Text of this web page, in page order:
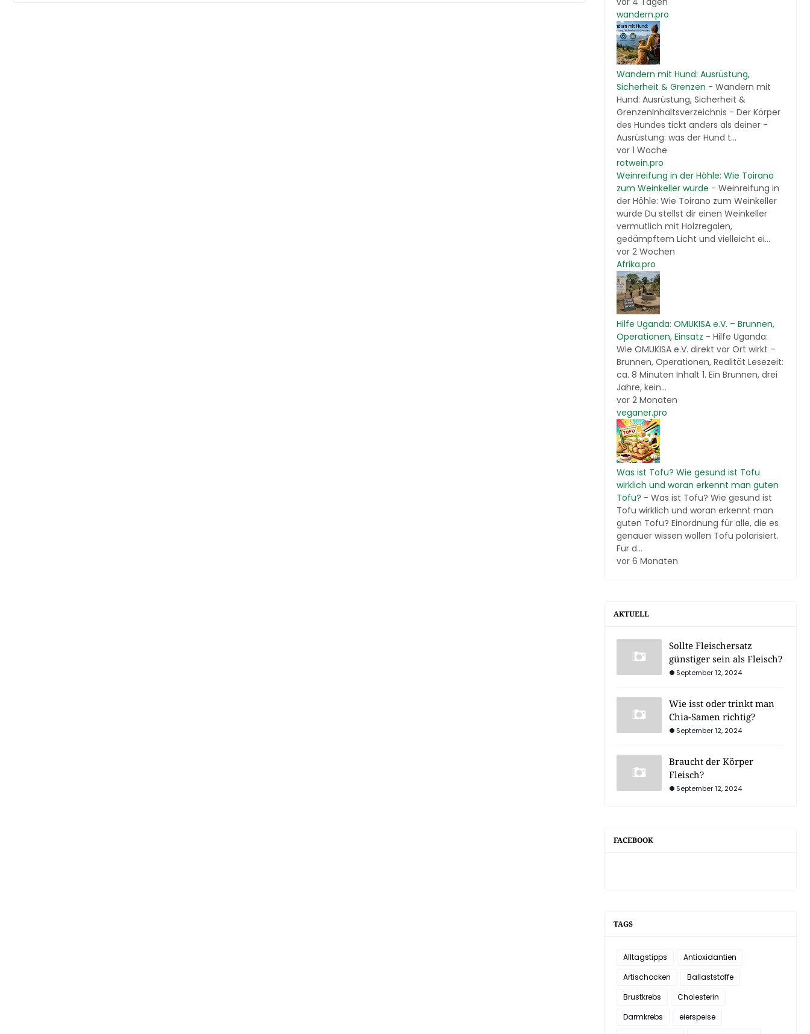
wandern.pro
Wandern mit Hund: Ausrüstung,
Sicherheit & Grenzen - Wandern mit
Hund: Ausrüstung, Sicherheit &
GrenzenInhaltsverzeichnis - Der Körper
des Hundes tickt anders als deiner -
Ausrüstung: was der Hund t...
vor 1 Woche
rotwein.pro
Weinreifung in der Höhle: Wie Toirano
zum Weinkeller wurde - Weinreifung in
der Höhle: Wie Toirano zum Weinkeller
wurde Du stellst dir einen Weinkeller
vermutlich mit Holzregalen,
gedämpftem Licht und vielleicht ei...
vor 2 Wochen
Afrika.pro
Hilfe Uganda: OMUKISA e.V. – Brunnen,
Operationen, Einsatz - Hilfe Uganda:
Wie OMUKISA e.V. direkt vor Ort wirkt –
Brunnen, Operationen, Realität Lesezeit:
ca. 8 Minuten Inhalt 1. Ein Brunnen, drei
Jahre, kein...
vor 2 Monaten
veganer.pro
Was ist Tofu? Wie gesund ist Tofu
wirklich und woran erkennt man guten
Tofu? - Was ist Tofu? Wie gesund ist
Tofu wirklich und woran erkennt man
guten Tofu? Einordnung für alle, die es
genauer wissen wollen Tofu polarisiert.
Für d...
vor 6 Monaten
AKTUELL
Sollte Fleischersatz
günstiger sein als Fleisch?
September 12, 2024
Wie isst oder trinkt man
Chia-Samen richtig?
September 12, 2024
Braucht der Körper
Fleisch?
September 12, 2024
FACEBOOK
TAGS
Alltagstipps
Antioxidantien
Artischocken
Ballaststoffe
Brustkrebs
Cholesterin
Darmkrebs
eierspeise